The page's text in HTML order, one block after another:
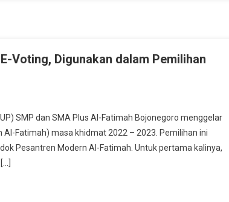
Voting, Digunakan dalam Pemilihan
SMP dan SMA Plus Al-Fatimah Bojonegoro menggelar
Fatimah) masa khidmat 2022 – 2023. Pemilihan ini
Pesantren Modern Al-Fatimah. Untuk pertama kalinya,